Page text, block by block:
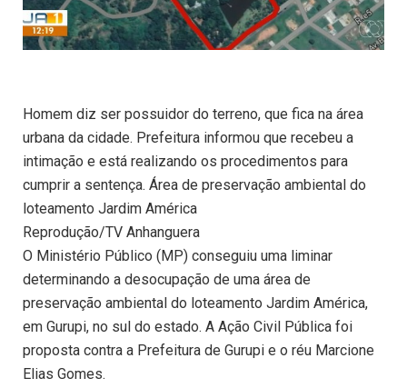
Homem diz ser possuidor do terreno, que fica na área
urbana da cidade. Prefeitura informou que recebeu a
intimação e está realizando os procedimentos para
cumprir a sentença. Área de preservação ambiental do
loteamento Jardim América
Reprodução/TV Anhanguera
O Ministério Público (MP) conseguiu uma liminar
determinando a desocupação de uma área de
preservação ambiental do loteamento Jardim América,
em Gurupi, no sul do estado. A Ação Civil Pública foi
proposta contra a Prefeitura de Gurupi e o réu Marcione
Elias Gomes.